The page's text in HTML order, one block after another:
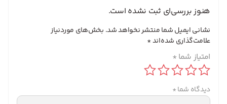
هنوز بررسی‌ای ثبت نشده است.
نشانی ایمیل شما منتشر نخواهد شد. بخش‌های موردنیاز
علامت‌گذاری شده‌اند*
امتیاز شما *
دیدگاه شما*